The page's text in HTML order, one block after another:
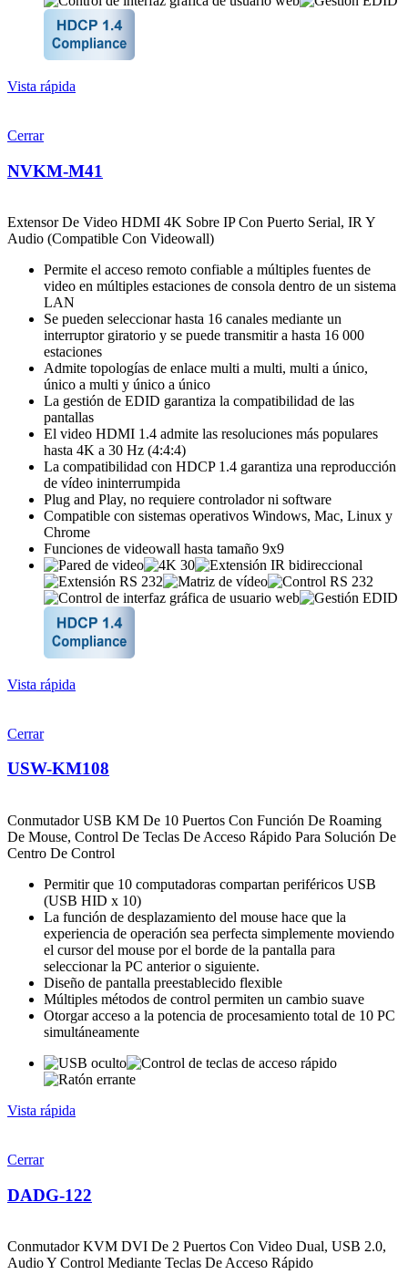
Vista rápida
Cerrar
NVKM-M41
Extensor De Video HDMI 4K Sobre IP Con Puerto Serial, IR Y
Audio (Compatible Con Videowall)
Permite el acceso remoto confiable a múltiples fuentes de
video en múltiples estaciones de consola dentro de un sistema
LAN
Se pueden seleccionar hasta 16 canales mediante un
interruptor giratorio y se puede transmitir a hasta 16 000
estaciones
Admite topologías de enlace multi a multi, multi a único,
único a multi y único a único
La gestión de EDID garantiza la compatibilidad de las
pantallas
El video HDMI 1.4 admite las resoluciones más populares
hasta 4K a 30 Hz (4:4:4)
La compatibilidad con HDCP 1.4 garantiza una reproducción
de vídeo ininterrumpida
Plug and Play, no requiere controlador ni software
Compatible con sistemas operativos Windows, Mac, Linux y
Chrome
Funciones de videowall hasta tamaño 9x9
Vista rápida
Cerrar
USW-KM108
Conmutador USB KM De 10 Puertos Con Función De Roaming
De Mouse, Control De Teclas De Acceso Rápido Para Solución De
Centro De Control
Permitir que 10 computadoras compartan periféricos USB
(USB HID x 10)
La función de desplazamiento del mouse hace que la
experiencia de operación sea perfecta simplemente moviendo
el cursor del mouse por el borde de la pantalla para
seleccionar la PC anterior o siguiente.
Diseño de pantalla preestablecido flexible
Múltiples métodos de control permiten un cambio suave
Otorgar acceso a la potencia de procesamiento total de 10 PC
simultáneamente
Vista rápida
Cerrar
DADG-122
Conmutador KVM DVI De 2 Puertos Con Video Dual, USB 2.0,
Audio Y Control Mediante Teclas De Acceso Rápido